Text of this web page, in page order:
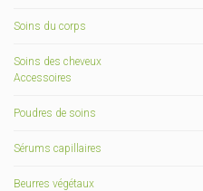
Soins du corps
Soins des cheveux
Accessoires
Poudres de soins
Sérums capillaires
Beurres végétaux